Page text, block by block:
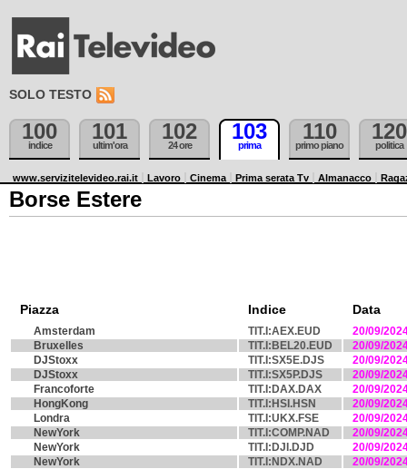
SOLO TESTO
100
indice
101
ultim'ora
102
24 ore
103
prima
110
primo piano
120
politica
www.servizitelevideo.rai.it Lavoro Cinema Prima serata Tv Almanacco
Borse Estere
Piazza Indice Data
Amsterdam TIT.I:AEX.EUD
20/09/
Bruxelles
TIT.I:BEL20.EUD
20/09/
DJStoxx
TIT.I:SX5E.DJS
20/09/
DJStoxx
TIT.I:SX5P.DJS
20/09/
Francoforte
TIT.I:DAX.DAX
20/09/
HongKong
TIT.I:HSI.HSN
20/09/
Londra
TIT.I:UKX.FSE
20/09/
NewYork
TIT.I:COMP.NAD
20/09/
NewYork
TIT.I:DJI.DJD
20/09/
NewYork
TIT.I:NDX.NAD
20/09/